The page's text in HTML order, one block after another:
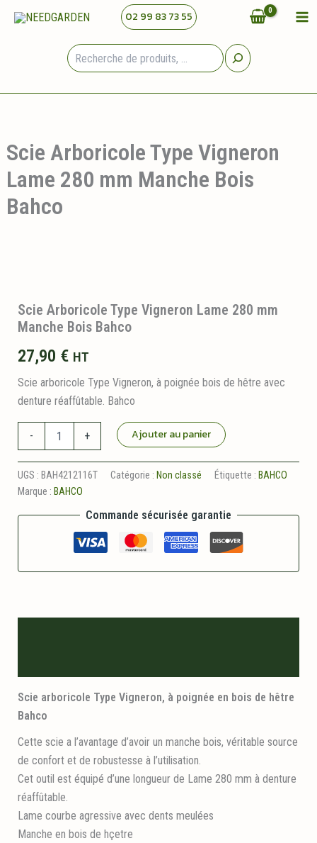
02 99 83 73 55
Scie Arboricole Type Vigneron
Lame 280 mm Manche Bois
Bahco
Scie Arboricole Type Vigneron Lame 280 mm
Manche Bois Bahco
27,90 € HT
Scie arboricole Type Vigneron, à poignée bois de hêtre avec
denture réaffûtable. Bahco
-
Arboricole
Type
Vigneron
Lame
Bois
+ Ajouter au panier
UGS : BAH4212116T Catégorie : Non classé Étiquette : BAHCO
Marque : BAHCO
Commande sécurisée garantie
Scie arboricole Type Vigneron, à poignée en bois de hêtre
Bahco
Cette scie a l’avantage d’avoir un manche bois, véritable source
de confort et de robustesse à l’utilisation.
Cet outil est équipé d’une longueur de Lame 280 mm à denture
réaffûtable.
Lame courbe agressive avec dents meulées
Manche en bois de hçetre